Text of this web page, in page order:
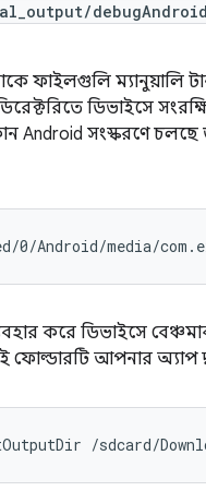
ফাইলগুলি ম্যানুয়ালি
ডিভাইসে
Android সংস্করণে
করে ডিভাইসে
আপনার অ্যাপ
/sdcard/